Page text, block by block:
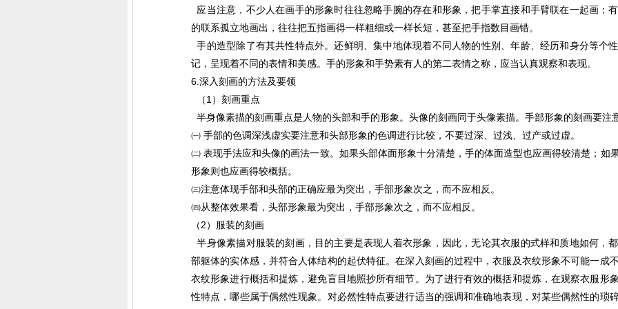
应当注意，不少人在画手的形象时往往忽略手腕的存在和形象，把手掌直接和手臂联在一起画；
的联系孤立地画出，往往把五指画得一样粗细或一样长短，甚至把手指数目画错。
手的造型除了有其共性特点外。还鲜明、集中地体现着不同人物的性别、年龄、经历和身分等个
记，呈现着不同的表情和美感。手的形象和手势素有人的第二表情之称，应当认真观察和表现。
6.深入刻画的方法及要领
（1）刻画重点
半身像素描的刻画重点是人物的头部和手的形象。头像的刻画同于头像素描。手部形象的刻画要注
㈠ 手部的色调深浅虚实要注意和头部形象的色调进行比较，不要过深、过浅、过产或过虚。
㈡ 表现手法应和头像的画法一致。如果头部体面形象十分清楚，手的体面造型也应画得较清楚；如
形象则也应画得较概括。
㈢注意体现手部和头部的正确应最为突出，手部形象次之，而不应相反。
㈣从整体效果看，头部形象最为突出，手部形象次之，而不应相反。
（2）服装的刻画
半身像素描对服装的刻画，目的主要是表现人着衣形象，因此，无论其衣服的式样和质地如何，
部躯体的实体感，并符合人体结构的起伏特征。在深入刻画的过程中，衣服及衣纹形象不可能一成
衣纹形象进行概括和提炼，避免盲目地照抄所有细节。为了进行有效的概括和提炼，在观察衣服形
性特点，哪些属于偶然性现象。对必然性特点要进行适当的强调和准确地表现，对某些偶然性的琐